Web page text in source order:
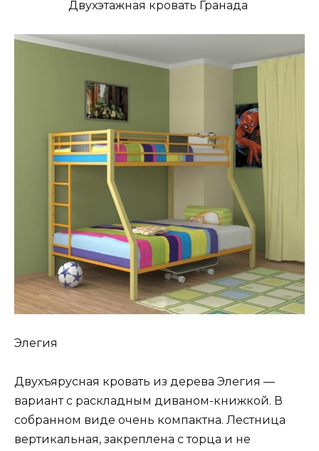
Двухэтажная кровать Гранада
Элегия
Двухъярусная кровать из дерева Элегия —
вариант с раскладным диваном-книжкой. В
собранном виде очень компактна. Лестница
вертикальная, закреплена с торца и не